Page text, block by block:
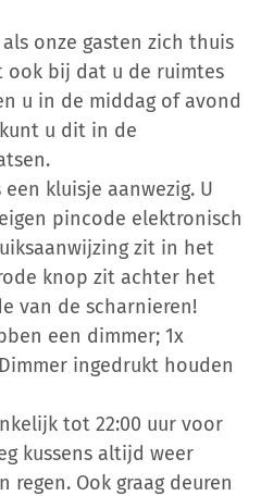
onze gasten zich thuis
ook bij dat u de ruimtes
u in de middag of avond
u dit in de
kluisje aanwezig. U
pincode elektronisch
zit in het
knop zit achter het
van de scharnieren!
een dimmer; 1x
ingedrukt houden
tot 22:00 uur voor
kussens altijd weer
regen. Ook graag deuren